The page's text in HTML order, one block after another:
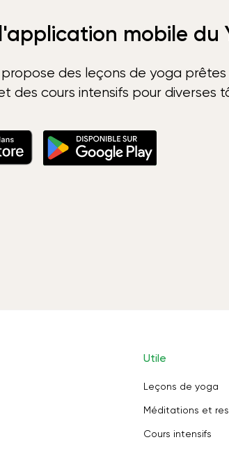
l'application mobile du
des leçons de yoga prêtes
des cours intensifs pour diverses
Utile
Leçons de yoga
Méditations et
Cours intensifs